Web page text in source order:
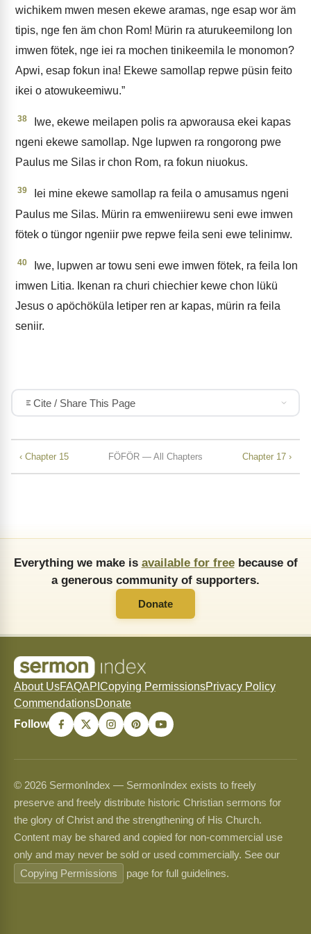
wichikem mwen mesen ekewe aramas, nge esap wor äm
tipis, nge fen äm chon Rom! Mürin ra aturukeemilong lon
imwen fötek, nge iei ra mochen tinikeemila le monomon?
Apwi, esap fokun ina! Ekewe samollap repwe püsin feito
ikei o atowukeemiwu.”
38
Iwe, ekewe meilapen polis ra apworausa ekei kapas
ngeni ekewe samollap. Nge lupwen ra rongorong pwe
Paulus me Silas ir chon Rom, ra fokun niuokus.
39
Iei mine ekewe samollap ra feila o amusamus ngeni
Paulus me Silas. Mürin ra emweniirewu seni ewe imwen
fötek o tüngor ngeniir pwe repwe feila seni ewe telinimw.
40
Iwe, lupwen ar towu seni ewe imwen fötek, ra feila lon
imwen Litia. Ikenan ra churi chiechier kewe chon lükü
Jesus o apöchöküla letiper ren ar kapas, mürin ra feila
seniir.
Cite / Share This Page
‹ Chapter 15 FÖFÖR — All Chapters Chapter 17 ›
Everything we make is available for freebecause of
a generous community of supporters.
Donate
About UsFAQAPI Copying PermissionsPrivacy Policy
CommendationsDonate
Follow
© 2026 SermonIndex — SermonIndex exists to freely
preserve and freely distribute historic Christian sermons for
the glory of Christ and the strengthening of His Church.
Content may be shared and copied for non-commercial use
only and may never be sold or used commercially. See our
Copying Permissions
page for full guidelines.